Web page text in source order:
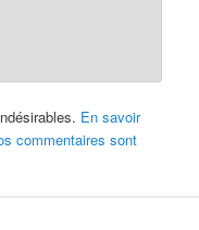
En savoir
commentaires sont